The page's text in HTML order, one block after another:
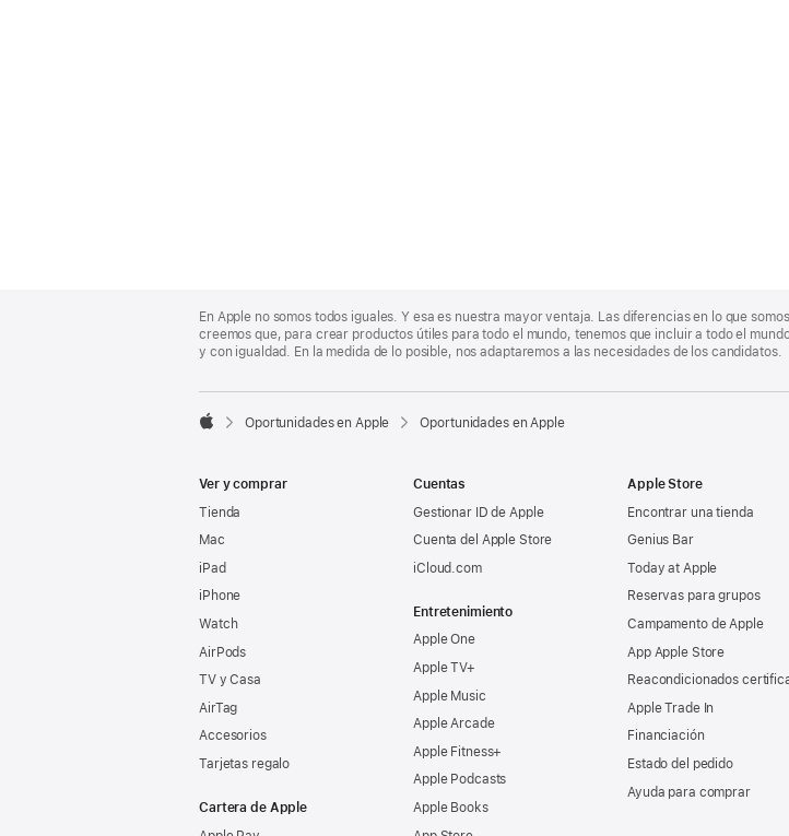
Footer
En Apple no somos todos iguales. Y esa es nuestra mayor ventaja. Las diferencias en lo que
creemos que, para crear productos útiles para todo el mundo, tenemos que incluir a todo el
y con igualdad. En la medida de lo posible, nos adaptaremos a las necesidades de los candidatos.

Oportunidades en Apple Oportunidades en Apple
Ver y comprar
Tienda
Mac
iPad
iPhone
Watch
AirPods
TV y Casa
AirTag
Accesorios
Tarjetas regalo
Cartera de Apple
Cuentas
Gestionar ID de Apple
Cuenta del Apple Store
iCloud.com
Entretenimiento
Apple One
Apple TV+
Apple Music
Apple Arcade
Apple Fitness+
Apple Podcasts
Apple Books
Apple Store
Encontrar una tienda
Genius Bar
Today at Apple
Reservas para grupos
Campamento de Apple
App Apple Store
Reacondicionados
Apple Trade In
Financiación
Estado del pedido
Ayuda para comprar